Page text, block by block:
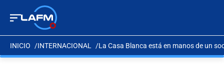
INICIO INTERNACIONAL La Casa Blanca está en manos de un